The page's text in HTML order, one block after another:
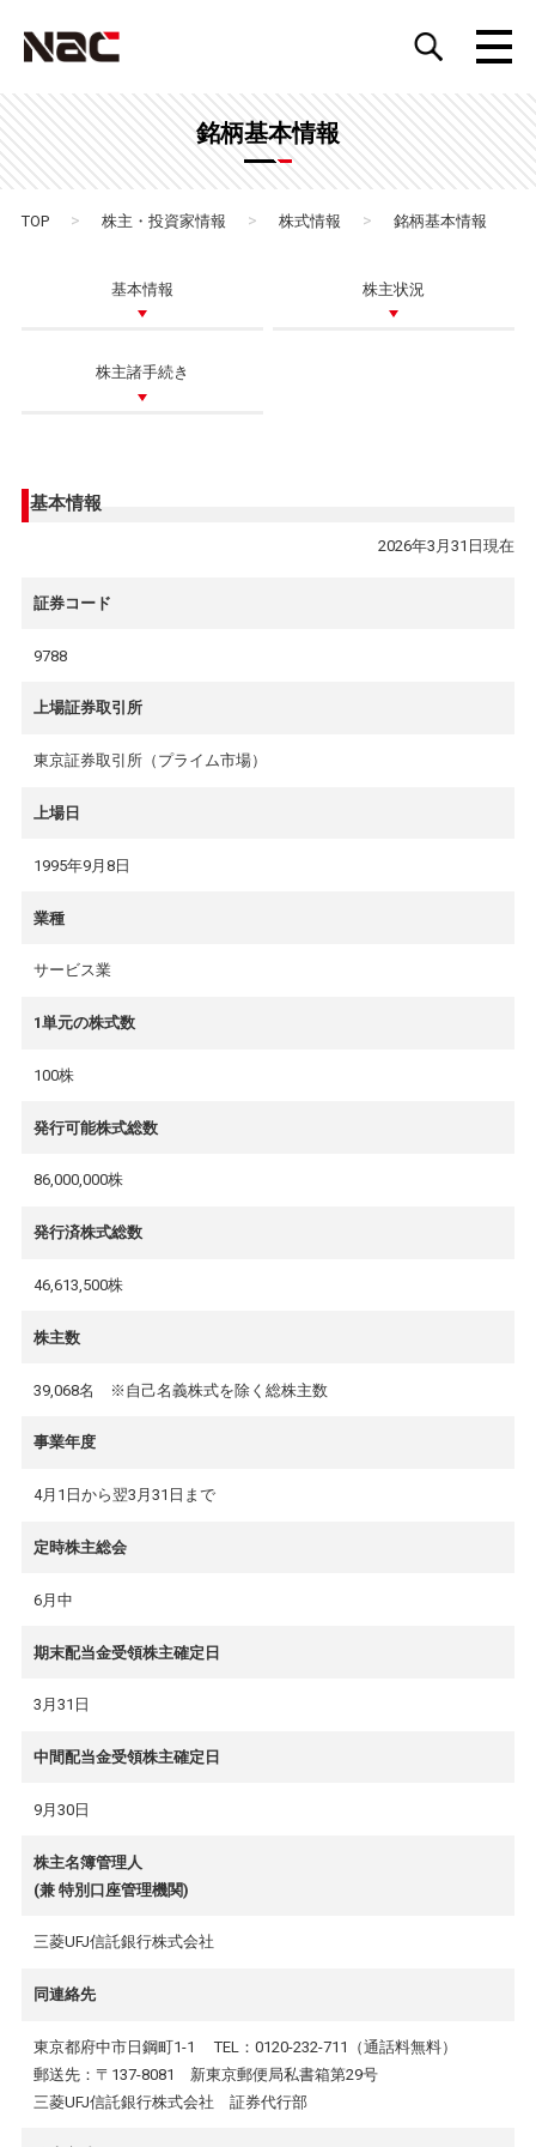
銘柄基本情報
TOP > 株主・投資家情報 > 株式情報 > 銘柄基本情報
基本情報 株主状況
株主諸手続き
基本情報
2026年3月31日現在
証券コード
9788
上場証券取引所
東京証券取引所（プライム市場）
上場日
1995年9月8日
業種
サービス業
1単元の株式数
100株
発行可能株式総数
86,000,000株
発行済株式総数
46,613,500株
株主数
39,068名 ※自己名義株式を除く総株主数
事業年度
4月1日から翌3月31日まで
定時株主総会
6月中
期末配当金受領株主確定日
3月31日
中間配当金受領株主確定日
9月30日
株主名簿管理人
(兼 特別口座管理機関)
三菱UFJ信託銀行株式会社
同連絡先
東京都府中市日鋼町1-1 TEL：0120-232-711（通話料無料）
郵送先：〒137-8081 新東京郵便局私書箱第29号
三菱UFJ信託銀行株式会社 証券代行部